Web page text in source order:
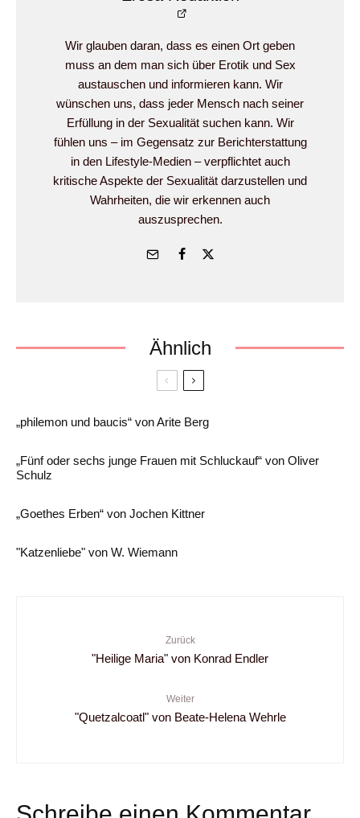
Wir glauben daran, dass es einen Ort geben
muss an dem man sich über Erotik und Sex
austauschen und informieren kann. Wir
wünschen uns, dass jeder Mensch nach seiner
Erfüllung in der Sexualität suchen kann. Wir
fühlen uns – im Gegensatz zur Berichterstattung
in den Lifestyle-Medien – verpflichtet auch
kritische Aspekte der Sexualität darzustellen und
Wahrheiten, die wir erkennen auch
auszusprechen.
Ähnlich
„philemon und baucis“ von Arite Berg
„Fünf oder sechs junge Frauen mit Schluckauf“ von Oliver
Schulz
„Goethes Erben“ von Jochen Kittner
"Katzenliebe" von W. Wiemann
Zurück
"Heilige Maria" von Konrad Endler
Weiter
"Quetzalcoatl" von Beate-Helena Wehrle